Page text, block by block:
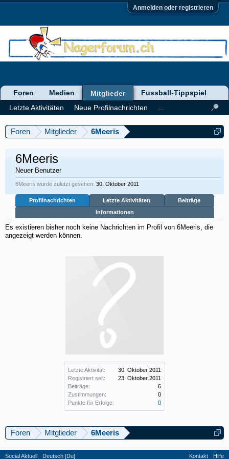
Anmelden oder registrieren
Foren Mitglieder 6Meeris
Letzte Aktivität:
30. Oktober 2011
Registriert seit:
23. Oktober 2011
Beiträge:
6
Zustimmungen:
0
Punkte für Erfolge:
0
6Meeris
Neuer Benutzer
6Meeris wurde zuletzt gesehen: 30. Oktober 2011
Profilnachrichten Letzte Aktivitäten
Beiträge
Informationen
Es existieren bisher noch keine Nachrichten im Profil von 6Meeris, die
angezeigt werden können.
Foren Mitglieder 6Meeris
Foren Medien
Mitglieder
Letzte Aktivitäten
Neue Profilnachrichten
Fussball-Tippspiel
Social Aktuell Deutsch [Du] Kontakt Hilfe